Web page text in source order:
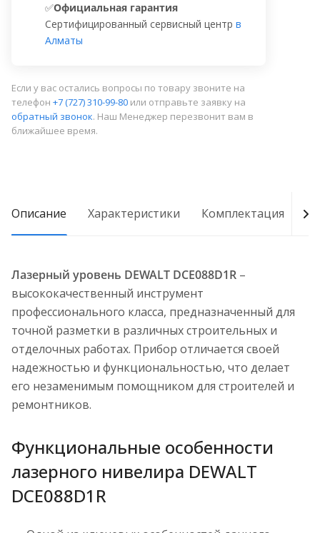
✅Официальная гарантия
Сертифицированный сервисный центр в
Алматы
Если у вас остались вопросы по товару звоните на
телефон +7 (727) 310-99-80 или отправьте заявку на
обратный звонок. Наш Менеджер перезвонит вам в
ближайшее время.
Описание Характеристики Комплектация
Лазерный уровень DEWALT DCE088D1R –
высококачественный инструмент
профессионального класса, предназначенный для
точной разметки в различных строительных и
отделочных работах. Прибор отличается своей
надежностью и функциональностью, что делает
его незаменимым помощником для строителей и
ремонтников.
Функциональные особенности
лазерного нивелира DEWALT
DCE088D1R